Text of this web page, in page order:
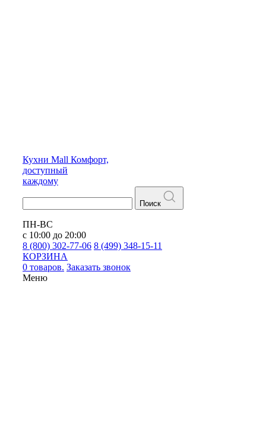
Кухни Mall Комфорт,
доступный
каждому
Поиск
ПН-ВС
с 10:00 до 20:00
8 (800) 302-77-06 8 (499) 348-15-11
КОРЗИНА
0 товаров. Заказать звонок
Меню